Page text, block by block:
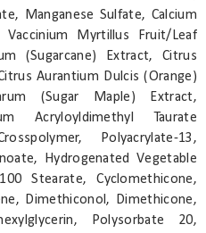
Manganese Sulfate, Calcium
Vaccinium Myrtillus Fruit/Leaf
(Sugarcane) Extract, Citrus
Aurantium Dulcis (Orange)
(Sugar Maple) Extract,
Acryloyldimethyl Taurate
Polyacrylate-13,
Hydrogenated Vegetable
Stearate, Cyclomethicone,
Dimethiconol, Dimethicone,
Polysorbate 20,